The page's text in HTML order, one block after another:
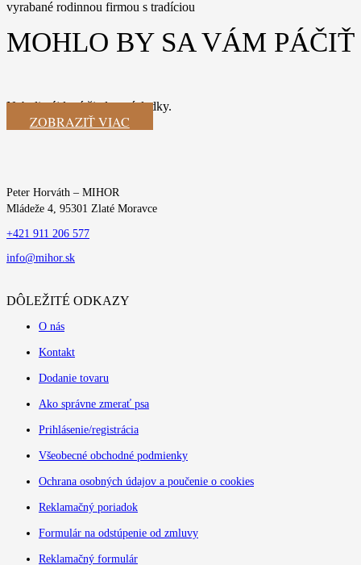
vyrabané rodinnou firmou s tradíciou
MOHLO BY SA VÁM PÁČIŤ
Neboli nájdené žiadne výsledky.
ZOBRAZIŤ VIAC
Peter Horváth – MIHOR
Mládeže 4, 95301 Zlaté Moravce
+421 911 206 577
info@mihor.sk
DÔLEŽITÉ ODKAZY
O nás
Kontakt
Dodanie tovaru
Ako správne zmerať psa
Prihlásenie/registrácia
Všeobecné obchodné podmienky
Ochrana osobných údajov a poučenie o cookies
Reklamačný poriadok
Formulár na odstúpenie od zmluvy
Reklamačný formulár